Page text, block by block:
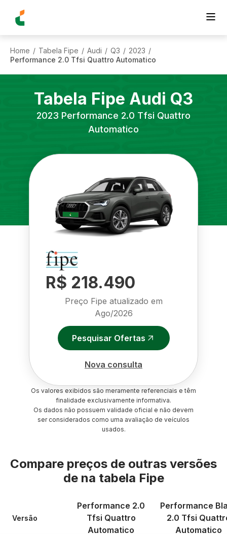
Home / Tabela Fipe / Audi / Q3 / 2023 /
Performance 2.0 Tfsi Quattro Automatico
Tabela Fipe Audi Q3
2023 Performance 2.0 Tfsi Quattro
Automatico
R$ 218.490
Preço Fipe atualizado em
Ago/2026
Pesquisar Ofertas
Nova consulta
Os valores exibidos são meramente referenciais e têm
finalidade exclusivamente informativa.
Os dados não possuem validade oficial e não devem
ser considerados como uma avaliação de veículos
usados.
Compare preços de outras versões
de na tabela Fipe
Versão
Performance 2.0
Tfsi Quattro
Automatico
Performance
2.0 Tfsi
Automatico